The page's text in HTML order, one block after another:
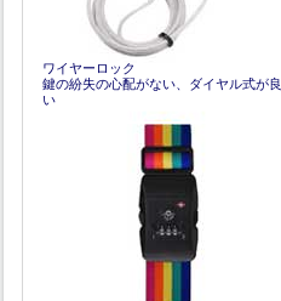
ワイヤーロック
鍵の紛失の心配がない、ダイヤル式が良
い